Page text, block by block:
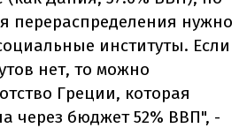
перераспределения нужно
институты. Если
нет, то можно
Греции, которая
через бюджет 52% ВВП", -